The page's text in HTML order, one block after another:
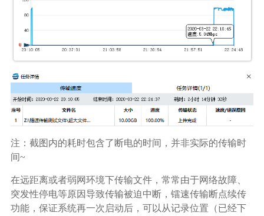
注：截图内的耗时包含了断电的时间，并非实际的传输时
间~
在远距离或者弱网环境下传输文件，常常由于网络故障、
突发性停电等原因导致传输被迫中断，镭速传输断点续传
功能，保证系统再一次启动后，可以从记录位置（已经下